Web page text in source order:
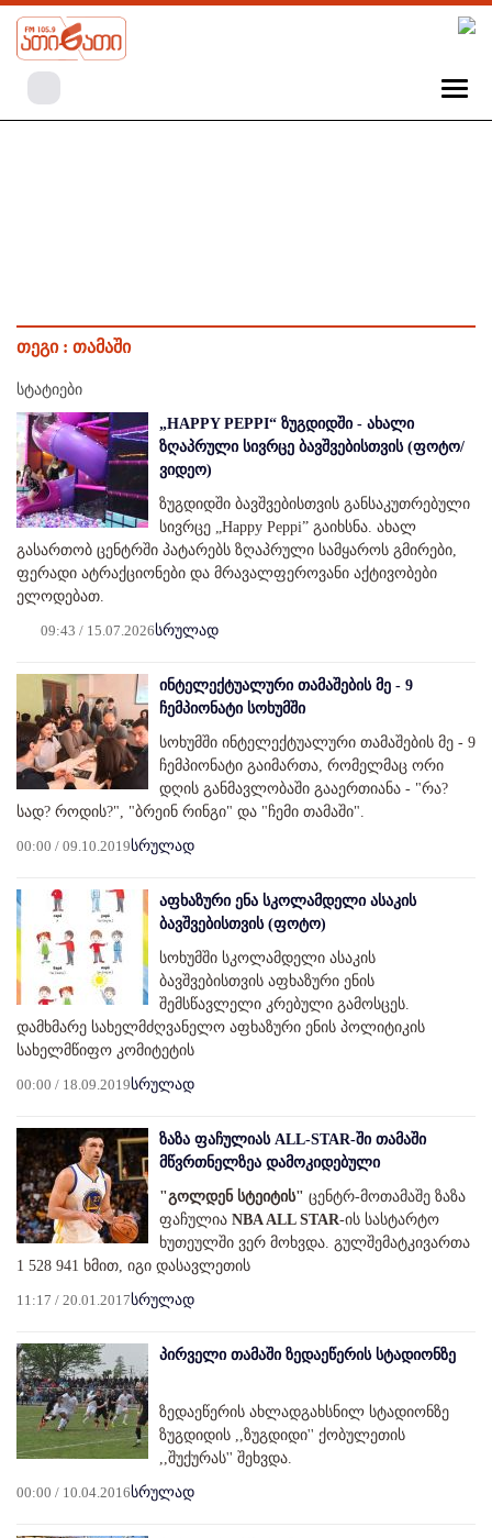
თეგი : თამაში
სტატიები
„HAPPY PEPPI“ ზუგდიდში - ახალი
ზღაპრული სივრცე ბავშვებისთვის (ფოტო/
ვიდეო)
ზუგდიდში ბავშვებისთვის განსაკუთრებული
სივრცე „Happy Peppi” გაიხსნა. ახალ
გასართობ ცენტრში პატარებს ზღაპრული სამყაროს გმირები,
ფერადი ატრაქციონები და მრავალფეროვანი აქტივობები
ელოდებათ.
09:43 / 15.07.2026სრულად
ინტელექტუალური თამაშების მე - 9
ჩემპიონატი სოხუმში
სოხუმში ინტელექტუალური თამაშების მე - 9
ჩემპიონატი გაიმართა, რომელმაც ორი
დღის განმავლობაში გააერთიანა - "რა?
სად? როდის?", "ბრეინ რინგი" და "ჩემი თამაში".
00:00 / 09.10.2019სრულად
აფხაზური ენა სკოლამდელი ასაკის
ბავშვებისთვის (ფოტო)
სოხუმში სკოლამდელი ასაკის
ბავშვებისთვის აფხაზური ენის
შემსწავლელი კრებული გამოსცეს.
დამხმარე სახელმძღვანელო აფხაზური ენის პოლიტიკის
სახელმწიფო კომიტეტის
00:00 / 18.09.2019სრულად
ზაზა ფაჩულიას ALL-STAR-ში თამაში
მწვრთნელზეა დამოკიდებული
"გოლდენ სტეიტის" ცენტრ-მოთამაშე ზაზა
ფაჩულია NBA ALL STAR-ის სასტარტო
ხუთეულში ვერ მოხვდა. გულშემატკივართა
1 528 941 ხმით, იგი დასავლეთის
11:17 / 20.01.2017სრულად
პირველი თამაში ზედაეწერის სტადიონზე
ზედაეწერის ახლადგახსნილ სტადიონზე
ზუგდიდის ,,ზუგდიდი'' ქობულეთის
,,შუქურას'' შეხვდა.
00:00 / 10.04.2016სრულად